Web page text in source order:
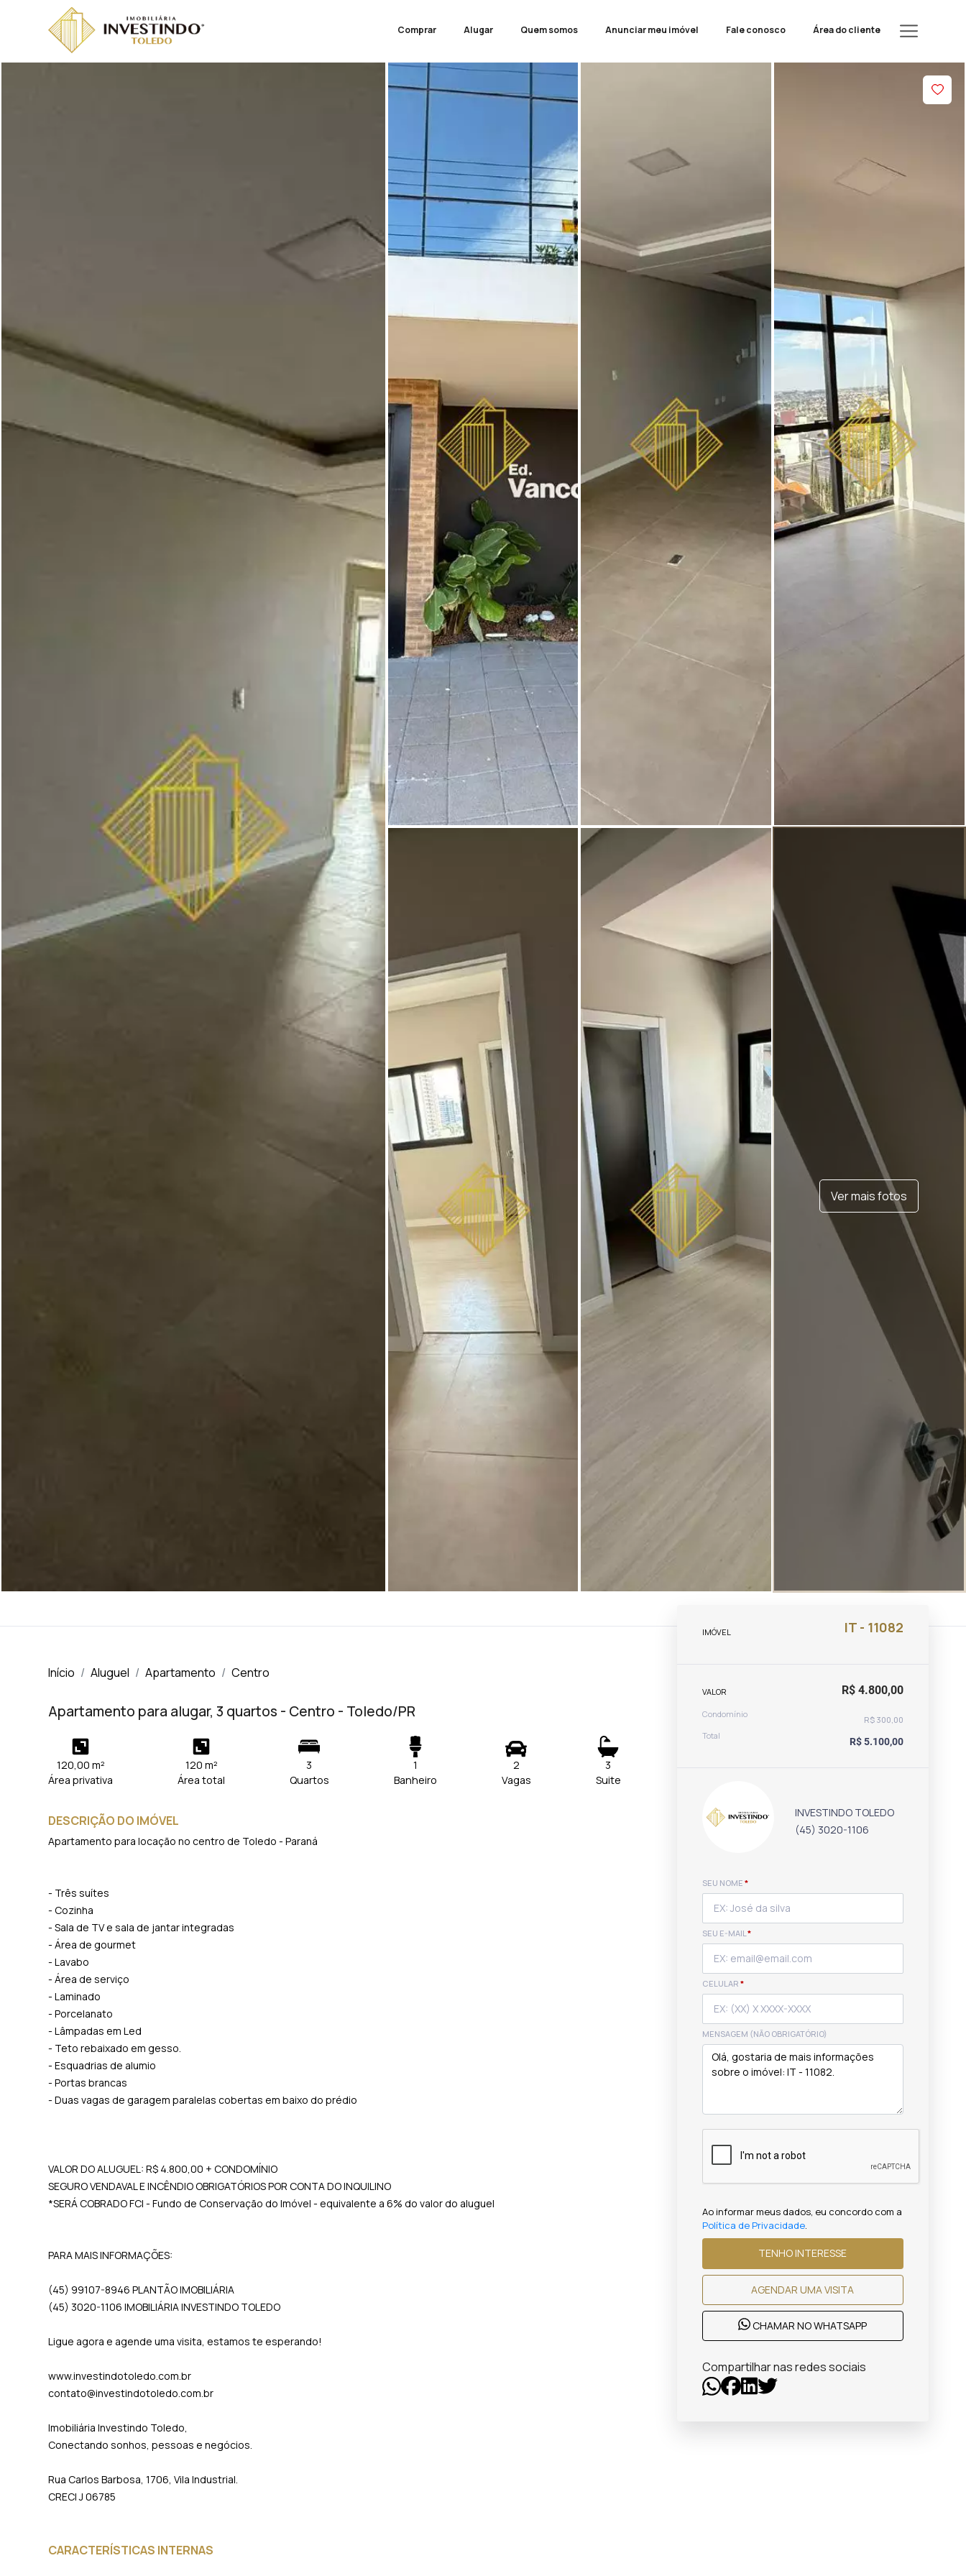
Comprar Alugar Quem somos Anunciar meu imóvel Fale conosco Área do cliente
Ver mais fotos
Início Aluguel Apartamento Centro
Apartamento para alugar, 3 quartos - Centro - Toledo/PR
120,00 m²
Área privativa
120 m²
Área total
3
Quartos
1
Banheiro
2
Vagas
3
Suite
DESCRIÇÃO DO IMÓVEL
Apartamento para locação no centro de Toledo - Paraná
- Três suítes
- Cozinha
- Sala de TV e sala de jantar integradas
- Área de gourmet
- Lavabo
- Área de serviço
- Laminado
- Porcelanato
- Lâmpadas em Led
- Teto rebaixado em gesso.
- Esquadrias de alumio
- Portas brancas
- Duas vagas de garagem paralelas cobertas em baixo do prédio
VALOR DO ALUGUEL: R$ 4.800,00 + CONDOMÍNIO
SEGURO VENDAVAL E INCÊNDIO OBRIGATÓRIOS POR CONTA DO INQUILINO
*SERÁ COBRADO FCI - Fundo de Conservação do Imóvel - equivalente a 6% do valor do aluguel
PARA MAIS INFORMAÇÕES:
(45) 99107-8946 PLANTÃO IMOBILIÁRIA
(45) 3020-1106 IMOBILIÁRIA INVESTINDO TOLEDO
Ligue agora e agende uma visita, estamos te esperando!
www.investindotoledo.com.br
contato@investindotoledo.com.br
Imobiliária Investindo Toledo,
Conectando sonhos, pessoas e negócios.
Rua Carlos Barbosa, 1706, Vila Industrial.
CRECI J 06785
CARACTERÍSTICAS INTERNAS
IMÓVEL IT - 11082
VALOR R$ 4.800,00
Condomínio
R$ 300,00
Total
R$ 5.100,00
INVESTINDO TOLEDO
(45) 3020-1106
SEU NOME *
SEU E-MAIL *
CELULAR *
MENSAGEM (NÃO OBRIGATÓRIO)
Ao informar meus dados, eu concordo com a
Política de Privacidade.
TENHO INTERESSE
AGENDAR UMA VISITA
CHAMAR NO WHATSAPP
Compartilhar nas redes sociais